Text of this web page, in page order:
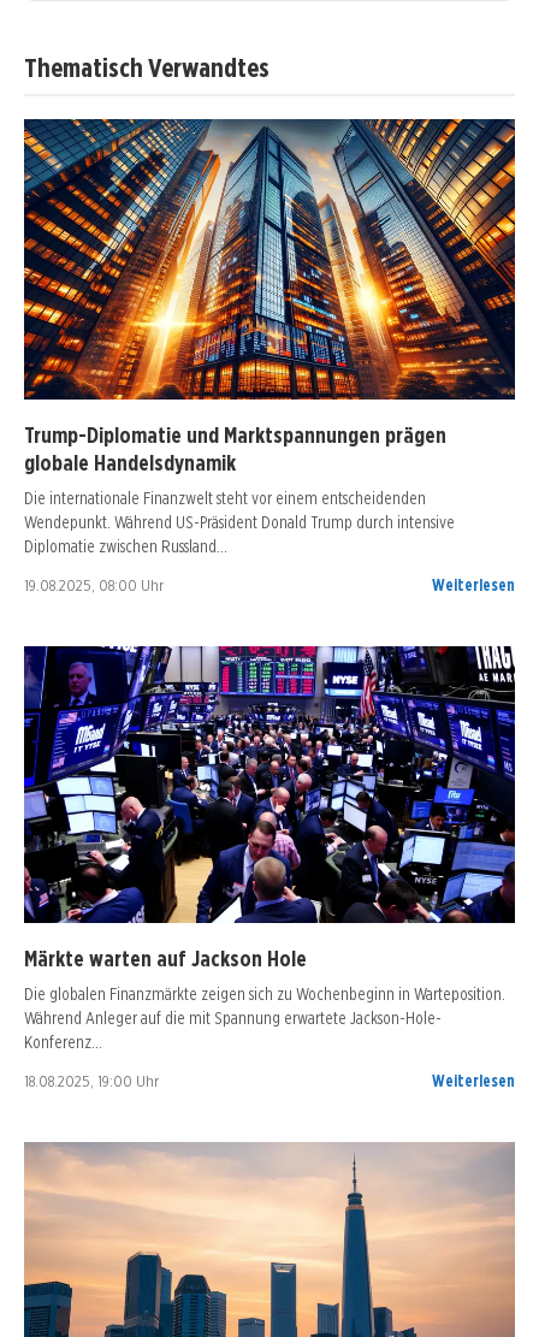
Thematisch Verwandtes
Trump-Diplomatie und Marktspannungen prägen
globale Handelsdynamik
Die internationale Finanzwelt steht vor einem entscheidenden
Wendepunkt. Während US-Präsident Donald Trump durch intensive
Diplomatie zwischen Russland…
19.08.2025, 08:00 Uhr Weiterlesen
Märkte warten auf Jackson Hole
Die globalen Finanzmärkte zeigen sich zu Wochenbeginn in Warteposition.
Während Anleger auf die mit Spannung erwartete Jackson-Hole-
Konferenz…
18.08.2025, 19:00 Uhr Weiterlesen